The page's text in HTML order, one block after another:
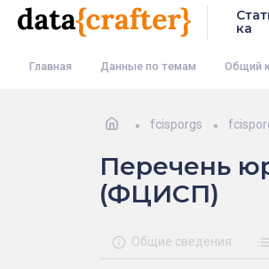
ка
Главная Данные по темам Общий
fcisporgs
Перечень
(ФЦИСП)
Общие сведения